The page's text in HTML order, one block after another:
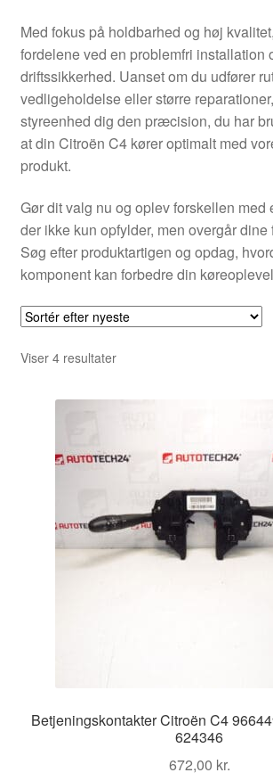
Min Konto
Om os
Privatlivspolitik
Vilkår og betingelser
Med fokus på holdbarhed og høj
fordelene ved en problemfri installation
driftssikkerhed. Uanset om du udfører
vedligeholdelse eller større
styreenhed dig den præcision, du har
at din Citroën C4 kører optimalt med
produkt.
Gør dit valg nu og oplev forskellen med
der ikke kun opfylder, men overgår dine
Søg efter produktartigen og opdag,
komponent kan forbedre din
Viser 4 resultaterSorteret
seneste
Betjeningskontakter Citroën C4
624346
672,00 kr.